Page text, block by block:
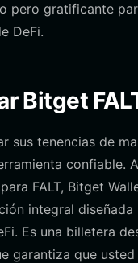
pero gratificante
DeFi.
Bitget
sus tenencias de
confiable.
FALT, Bitget
integral diseñada
Es una billetera
garantiza que